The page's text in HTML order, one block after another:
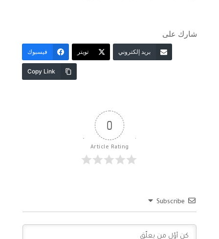
شارك على
فيسبوك تويتر بريد إلكتروني
Copy Link
0
Article Rating
Subscribe